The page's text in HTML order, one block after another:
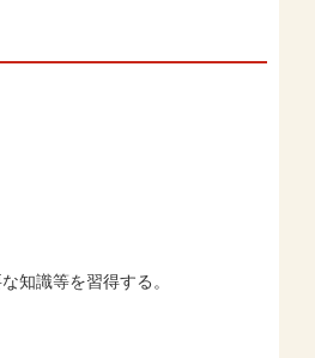
知識等を習得する。